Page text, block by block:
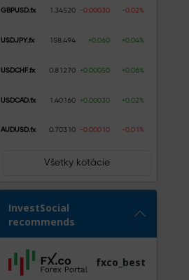
GBPUSD.fx 1.34520 -0.00030 -0.02%
USDJPY.fx 158.494 +0.060 +0.04%
USDCHF.fx 0.81270 +0.00050 +0.06%
USDCAD.fx 1.40160 +0.00030 +0.02%
AUDUSD.fx 0.70310 -0.00010 -0.01%
Všetky kotácie
InvestSocial
recommends
fxco_best